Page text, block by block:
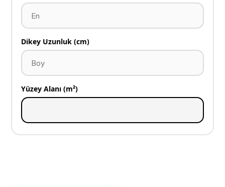
Dikey Uzunluk (cm)
Yüzey Alanı (m²)